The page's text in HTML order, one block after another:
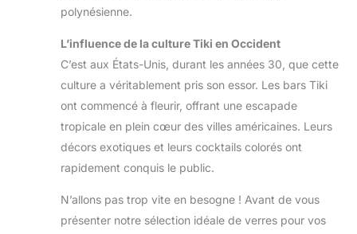
polynésienne.
L’influence de la culture Tiki en Occident
C’est aux États-Unis, durant les années 30, que cette
culture a véritablement pris son essor. Les bars Tiki
ont commencé à fleurir, offrant une escapade
tropicale en plein cœur des villes américaines. Leurs
décors exotiques et leurs cocktails colorés ont
rapidement conquis le public.
N’allons pas trop vite en besogne ! Avant de vous
présenter notre sélection idéale de verres pour vos